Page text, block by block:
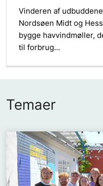
Vinderen af
Nordsøen Midt og
bygge havvindmøller,
til forbrug...
Temaer